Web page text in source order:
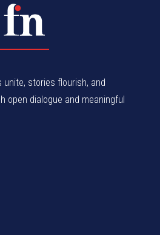
unite, stories flourish, and
open dialogue and meaningful